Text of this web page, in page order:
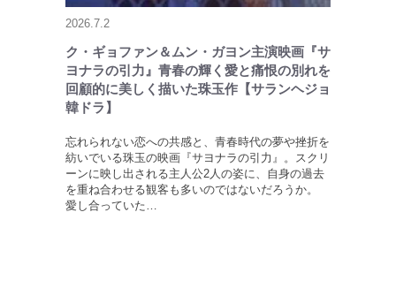
2026.7.2
ク・ギョファン＆ムン・ガヨン主演映画『サ
ヨナラの引力』青春の輝く愛と痛恨の別れを
回顧的に美しく描いた珠玉作【サランヘジョ
韓ドラ】
忘れられない恋への共感と、青春時代の夢や挫折を
紡いでいる珠玉の映画『サヨナラの引力』。スクリ
ーンに映し出される主人公2人の姿に、自身の過去
を重ね合わせる観客も多いのではないだろうか。
愛し合っていた…